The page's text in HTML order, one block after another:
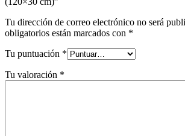
Tu dirección de correo electrónico no será
obligatorios están marcados con *
Tu puntuación *
Tu valoración *